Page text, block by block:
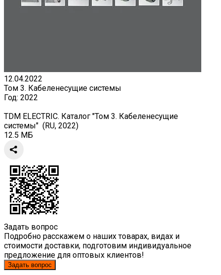
12.04.2022
Том 3. Кабеленесущие системы
Год: 2022
TDM ELECTRIC. Каталог "Том 3. Кабеленесущие
системы" (RU, 2022)
12.5 МБ
Задать вопрос
Подробно расскажем о наших товарах, видах и
стоимости доставки, подготовим индивидуальное
предложение для оптовых клиентов!
Задать вопрос